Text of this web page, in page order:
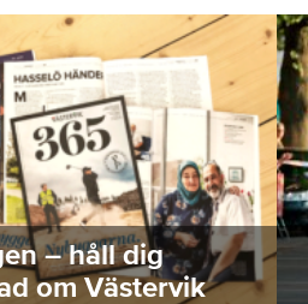
– håll dig
om Västervik